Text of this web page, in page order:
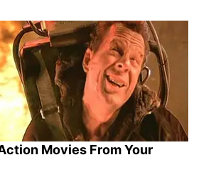
Movies From Your